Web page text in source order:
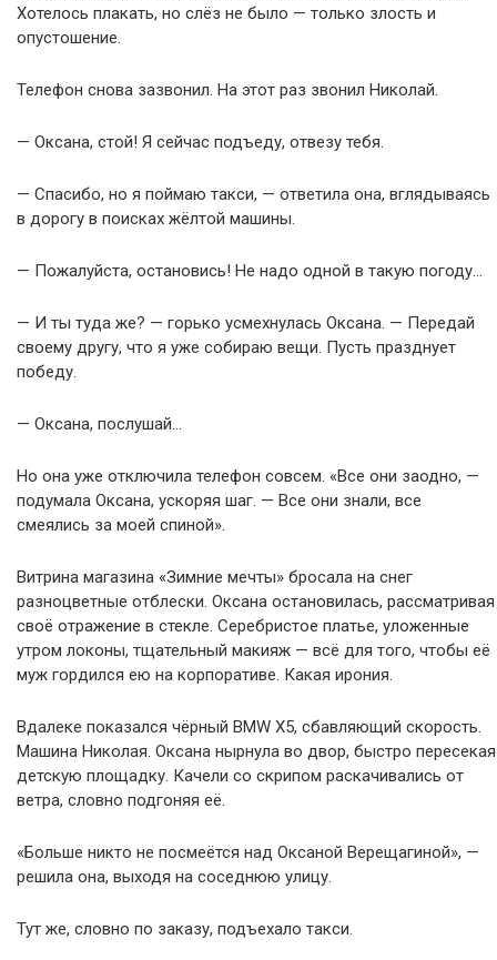
Хотелось плакать, но слёз не было — только злость и
опустошение.
Телефон снова зазвонил. На этот раз звонил Николай.
— Оксана, стой! Я сейчас подъеду, отвезу тебя.
— Спасибо, но я поймаю такси, — ответила она, вглядываясь
в дорогу в поисках жёлтой машины.
— Пожалуйста, остановись! Не надо одной в такую погоду…
— И ты туда же? — горько усмехнулась Оксана. — Передай
своему другу, что я уже собираю вещи. Пусть празднует
победу.
— Оксана, послушай…
Но она уже отключила телефон совсем. «Все они заодно, —
подумала Оксана, ускоряя шаг. — Все они знали, все
смеялись за моей спиной».
Витрина магазина «Зимние мечты» бросала на снег
разноцветные отблески. Оксана остановилась, рассматривая
своё отражение в стекле. Серебристое платье, уложенные
утром локоны, тщательный макияж — всё для того, чтобы её
муж гордился ею на корпоративе. Какая ирония.
Вдалеке показался чёрный BMW X5, сбавляющий скорость.
Машина Николая. Оксана нырнула во двор, быстро пересекая
детскую площадку. Качели со скрипом раскачивались от
ветра, словно подгоняя её.
«Больше никто не посмеётся над Оксаной Верещагиной», —
решила она, выходя на соседнюю улицу.
Тут же, словно по заказу, подъехало такси.